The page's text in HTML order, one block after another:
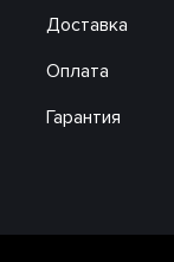
Доставка
Оплата
Гарантия